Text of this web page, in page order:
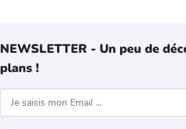
NEWSLETTER - Un peu de
plans !